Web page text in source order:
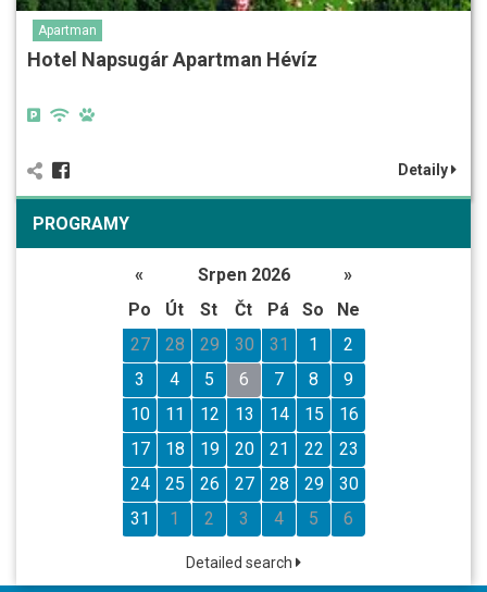
Apartman
Hotel Napsugár Apartman Hévíz
Detaily
PROGRAMY
« Srpen 2026
»
Po
Út St Čt Pá So
Ne
27
28 29 30 31 1
2
3
4 5 6 7 8
9
10
11 12 13 14 15
16
17
18 19 20 21 22
23
24
25 26 27 28 29
30
31
1 2 3 4 5 6
Detailed search